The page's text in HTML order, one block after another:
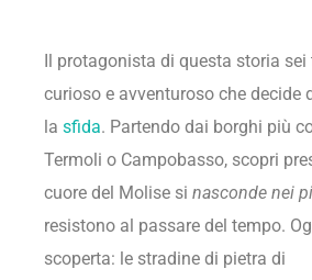
Il protagonista di questa storia
curioso e avventuroso che decide
la sfida. Partendo dai borghi più
Termoli o Campobasso, scopri
cuore del Molise si nasconde nei
resistono al passare del tempo.
scoperta: le stradine di pietra di